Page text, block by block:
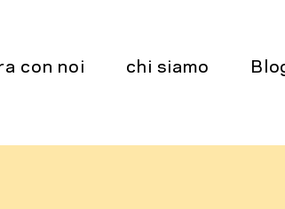
con noi chi siamo